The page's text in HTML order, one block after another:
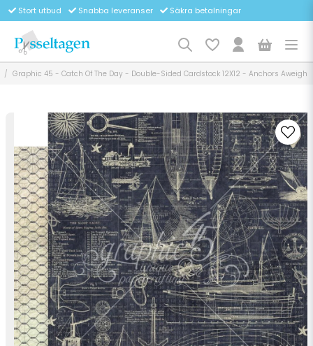
Stort utbud Snabba leveranser Säkra betalningar
Graphic 45 - Catch Of The Day - Double-Sided Cardstock 12X12 - Anchors Aweigh